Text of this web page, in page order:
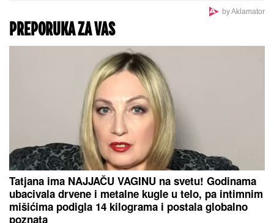
SMRŠALA 15 KILOGRAMA, PA POKAZALA TELO U
BIKINIJUVoditeljka nakon porođaja ima telo za
medalju: Obavlja seoske poslove, a kada se skine
muškarcima padnu vilice
"SMETALI SU MU MOJI IZLASCI"Voditeljka Ana
Radulović progovorila o razvodu od pevača Mirčeta
Radulovića